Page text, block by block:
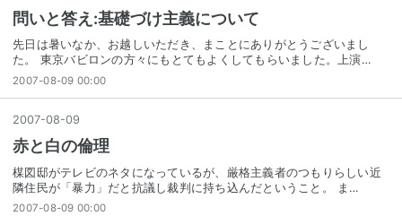
問いと答え:基礎づけ主義について
先日は暑いなか、お越しいただき、まことにありがとうございまし
た。 東京バビロンの方々にもとてもよくしてもらいました。上演…
2007-08-09 00:00
2007-08-09
赤と白の倫理
楳図邸がテレビのネタになっているが、厳格主義者のつもりらしい近
隣住民が「暴力」だと抗議し裁判に持ち込んだということ。 ま…
2007-08-09 00:00